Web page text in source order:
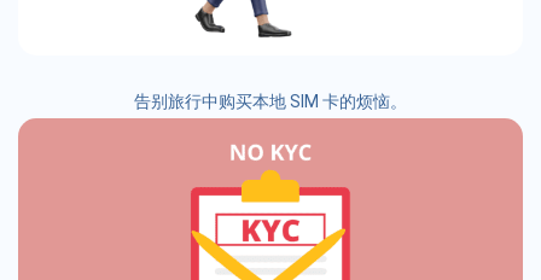
告别旅行中购买本地 SIM 卡的烦恼。